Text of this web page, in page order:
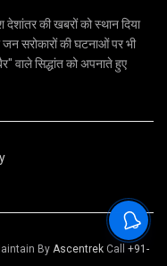
देशांतर की खबरों को स्थान दिया
सरोकारों की घटनाओं पर भी
वाले सिद्धांत को अपनाते हुए
By Ascentrek Call +91-